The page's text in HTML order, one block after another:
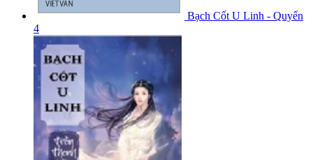
Bạch Cốt U Linh - Quyển
4